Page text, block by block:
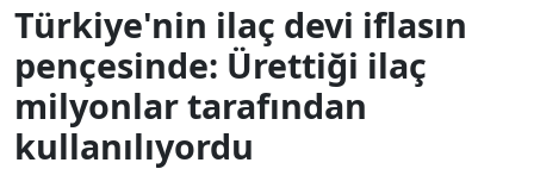
Türkiye'nin ilaç devi iflasın
pençesinde: Ürettiği ilaç
milyonlar tarafından
kullanılıyordu